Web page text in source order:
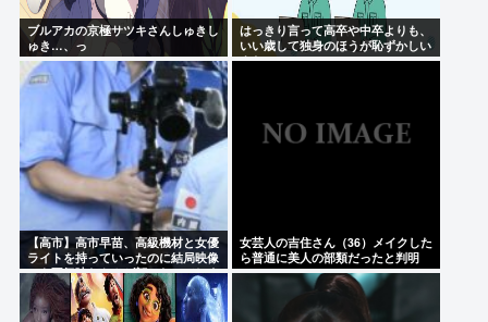
ブルアカの京極サツキさんしゅきし
ゅき…、っ
はっきり言って高卒や中卒よりも、
いい歳して独身のほうが恥ずかしい
よな
【高市】高市早苗、高級機材と女優
ライトを持っていったのに結局映像
でも不気味なトカゲ顔になってしま
う
女芸人の吉住さん（36）メイクした
ら普通に美人の部類だったと判明
www